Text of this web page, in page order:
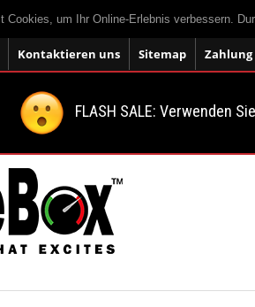
Cookies, um Ihr Online-Erlebnis verbessern.
Kontaktieren uns Sitemap Zahlung
FLASH SALE: Verwenden